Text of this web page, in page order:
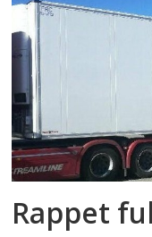
Rappet